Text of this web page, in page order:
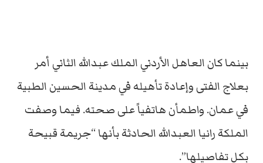
بينما كان العاهل الأردني الملك عبدالله الثاني أمر
بعلاج الفتى وإعادة تأهيله في مدينة الحسين الطبية
في عمان. واطمأن هاتفياً على صحته. فيما وصفت
الملكة رانيا العبدالله الحادثة بأنها “جريمة قبيحة
بكل تفاصيلها”.